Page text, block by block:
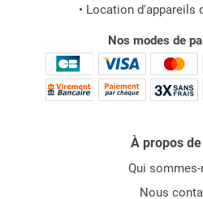
• Location d'appareils
Nos modes de
À propos
Qui sommes-
Nous